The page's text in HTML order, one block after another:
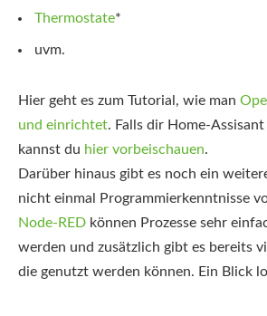
Thermostate*
uvm.
Hier geht es zum Tutorial, wie man
und einrichtet. Falls dir Home-
kannst du hier vorbeischauen.
Darüber hinaus gibt es noch ein
nicht einmal Programmierkenntnisse
Node-RED können Prozesse sehr
werden und zusätzlich gibt es bereits
die genutzt werden können. Ein Blick